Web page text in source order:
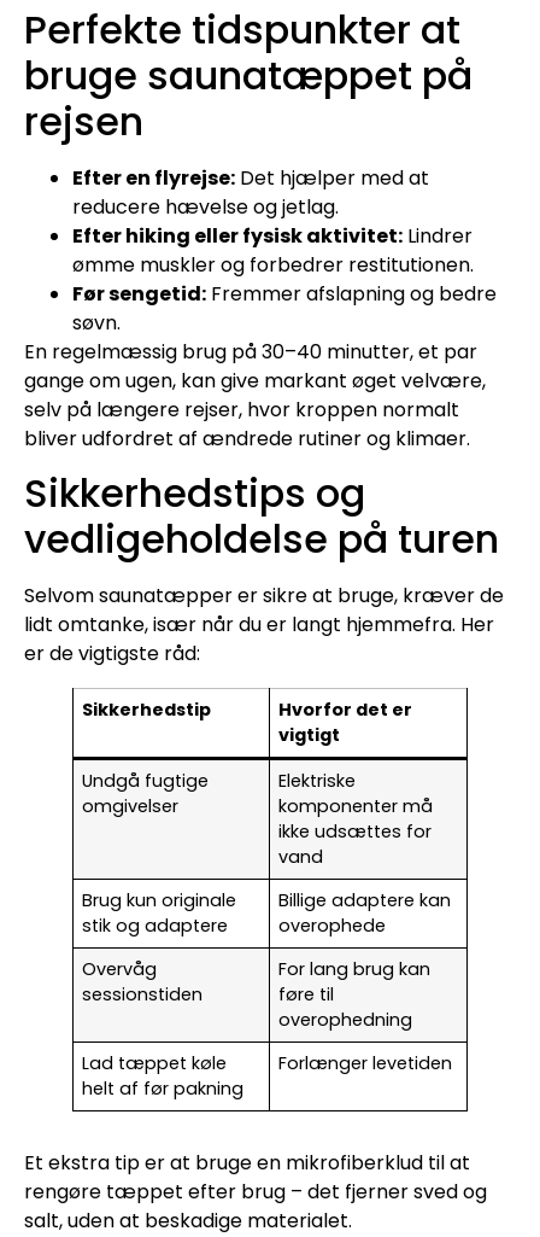
Perfekte tidspunkter at
bruge saunatæppet på
rejsen
Efter en flyrejse: Det hjælper med at
reducere hævelse og jetlag.
Efter hiking eller fysisk aktivitet: Lindrer
ømme muskler og forbedrer restitutionen.
Før sengetid: Fremmer afslapning og bedre
søvn.
En regelmæssig brug på 30–40 minutter, et par
gange om ugen, kan give markant øget velvære,
selv på længere rejser, hvor kroppen normalt
bliver udfordret af ændrede rutiner og klimaer.
Sikkerhedstips og
vedligeholdelse på turen
Selvom saunatæpper er sikre at bruge, kræver de
lidt omtanke, især når du er langt hjemmefra. Her
er de vigtigste råd:
Sikkerhedstip
Hvorfor det er
vigtigt
Undgå fugtige
omgivelser
Elektriske
komponenter må
ikke udsættes for
vand
Brug kun originale
stik og adaptere
Billige adaptere kan
overophede
Overvåg
sessionstiden
For lang brug kan
føre til
overophedning
Lad tæppet køle
helt af før pakning
Forlænger levetiden
Et ekstra tip er at bruge en mikrofiberklud til at
rengøre tæppet efter brug – det fjerner sved og
salt, uden at beskadige materialet.